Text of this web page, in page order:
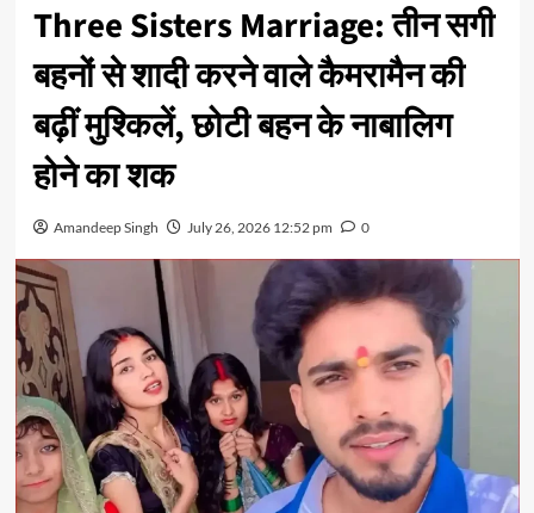
Three Sisters Marriage: तीन सगी
बहनों से शादी करने वाले कैमरामैन की
बढ़ीं मुश्किलें, छोटी बहन के नाबालिग
होने का शक
Amandeep Singh July 26, 2026 12:52 pm 0